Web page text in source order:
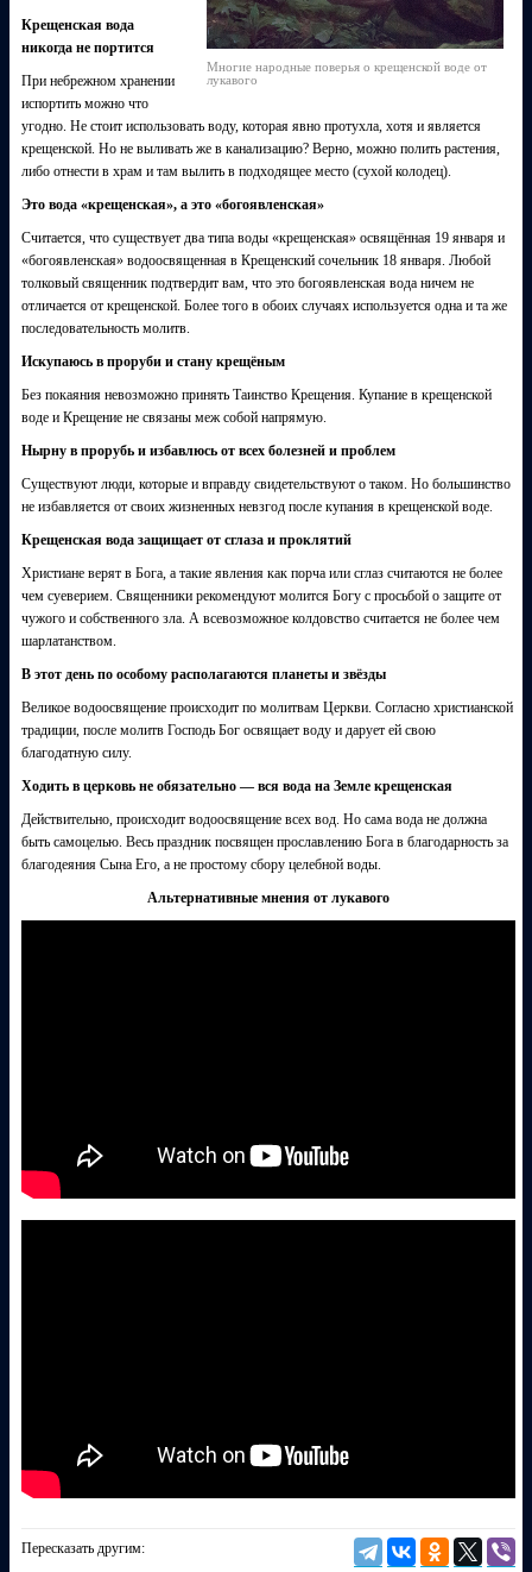
Многие народные поверья о крещенской воде от
лукавого
Крещенская вода
никогда не портится
При небрежном хранении
испортить можно что
угодно. Не стоит использовать воду, которая явно протухла, хотя и является
крещенской. Но не выливать же в канализацию? Верно, можно полить растения,
либо отнести в храм и там вылить в подходящее место (сухой колодец).
Это вода «крещенская», а это «богоявленская»
Считается, что существует два типа воды «крещенская» освящённая 19 января и
«богоявленская» водоосвященная в Крещенский сочельник 18 января. Любой
толковый священник подтвердит вам, что это богоявленская вода ничем не
отличается от крещенской. Более того в обоих случаях используется одна и та же
последовательность молитв.
Искупаюсь в проруби и стану крещёным
Без покаяния невозможно принять Таинство Крещения. Купание в крещенской
воде и Крещение не связаны меж собой напрямую.
Нырну в прорубь и избавлюсь от всех болезней и проблем
Существуют люди, которые и вправду свидетельствуют о таком. Но большинство
не избавляется от своих жизненных невзгод после купания в крещенской воде.
Крещенская вода защищает от сглаза и проклятий
Христиане верят в Бога, а такие явления как порча или сглаз считаются не более
чем суеверием. Священники рекомендуют молится Богу с просьбой о защите от
чужого и собственного зла. А всевозможное колдовство считается не более чем
шарлатанством.
В этот день по особому располагаются планеты и звёзды
Великое водоосвящение происходит по молитвам Церкви. Согласно христианской
традиции, после молитв Господь Бог освящает воду и дарует ей свою
благодатную силу.
Ходить в церковь не обязательно — вся вода на Земле крещенская
Действительно, происходит водоосвящение всех вод. Но сама вода не должна
быть самоцелью. Весь праздник посвящен прославлению Бога в благодарность за
благодеяния Сына Его, а не простому сбору целебной воды.
Альтернативные мнения от лукавого
Пересказать другим: